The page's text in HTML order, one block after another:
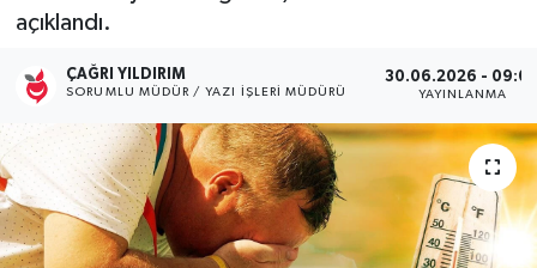
açıklandı.
ÇAĞRI YILDIRIM
SORUMLU MÜDÜR / YAZI İŞLERI MÜDÜRÜ
30.06.2026 -
YAYINLANMA
Medya
Politika